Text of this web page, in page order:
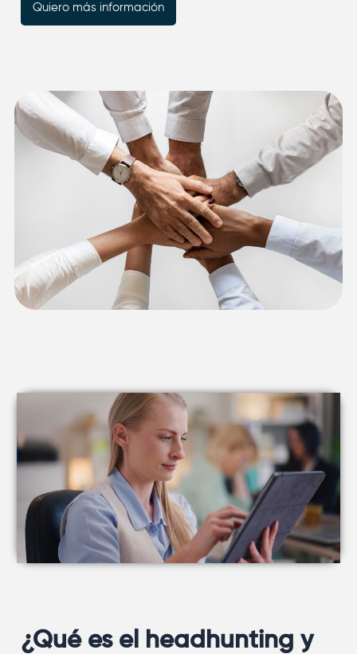
Quiero más información
¿Qué es el headhunting y